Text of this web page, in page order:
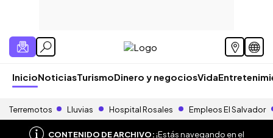
InicioNoticiasTurismoDinero y negociosVida
Terremotos Lluvias Hospital Rosales Empleos El Salvador
CONTENIDO DE ARCHIVO:¡Estás navegando en el